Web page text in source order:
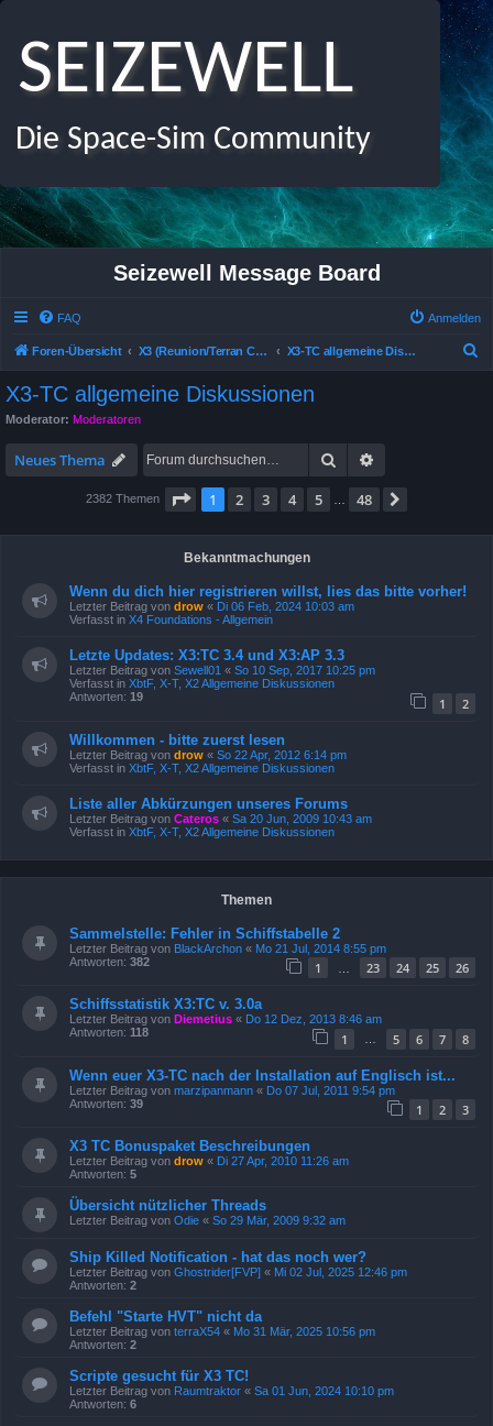
SEIZEWELL
Die Space-Sim Community
Seizewell Message Board
FAQ Anmelden
Foren-Übersicht X3 (Reunion/Terran Conflict /Albion Prelude) Allgemeines Deutsches Forum X3-TC allgemeine Diskussionen
X3-TC allgemeine Diskussionen
Moderator: Moderatoren
Neues Thema Suche
2382 Themen Seite 1von
1 2 3 4 5 48
Bekanntmachungen
Wenn du dich hier registrieren willst, lies das bitte vorher!
Letzter Beitrag von drow « Di 06 Feb, 2024 10:03 am
Verfasst in X4 Foundations - Allgemein
Letzte Updates: X3:TC 3.4 und X3:AP 3.3
Letzter Beitrag von Sewell01 « So 10 Sep, 2017 10:25 pm
Verfasst in XbtF, X-T, X2 Allgemeine Diskussionen
Antworten: 19 1 2
Willkommen - bitte zuerst lesen
Letzter Beitrag von drow « So 22 Apr, 2012 6:14 pm
Verfasst in XbtF, X-T, X2 Allgemeine Diskussionen
Liste aller Abkürzungen unseres Forums
Letzter Beitrag von Cateros « Sa 20 Jun, 2009 10:43 am
Verfasst in XbtF, X-T, X2 Allgemeine Diskussionen
Themen
Sammelstelle: Fehler in Schiffstabelle 2
Letzter Beitrag von BlackArchon « Mo 21 Jul, 2014 8:55 pm
Antworten: 382 1 23 24 25 26
Schiffsstatistik X3:TC v. 3.0a
Letzter Beitrag von Diemetius « Do 12 Dez, 2013 8:46 am
Antworten: 118 1 5 6 7 8
Wenn euer X3-TC nach der Installation auf Englisch ist...
Letzter Beitrag von marzipanmann « Do 07 Jul, 2011 9:54 pm
Antworten: 39 1 2 3
X3 TC Bonuspaket Beschreibungen
Letzter Beitrag von drow « Di 27 Apr, 2010 11:26 am
Antworten: 5
Übersicht nützlicher Threads
Letzter Beitrag von Odie « So 29 Mär, 2009 9:32 am
Ship Killed Notification - hat das noch wer?
Letzter Beitrag von Ghostrider[FVP] « Mi 02 Jul, 2025 12:46 pm
Antworten: 2
Befehl "Starte HVT" nicht da
Letzter Beitrag von terraX54 « Mo 31 Mär, 2025 10:56 pm
Antworten: 2
Scripte gesucht für X3 TC!
Letzter Beitrag von Raumtraktor « Sa 01 Jun, 2024 10:10 pm
Antworten: 6